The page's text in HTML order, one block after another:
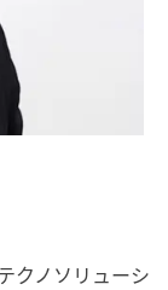
クノソリューシ